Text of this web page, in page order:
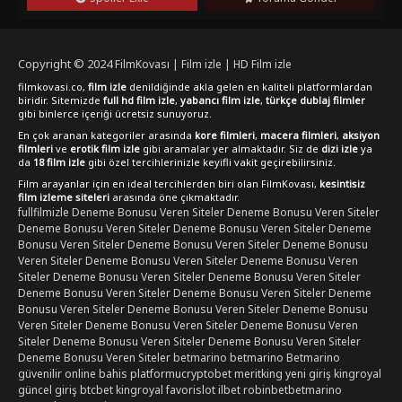
içeren +18 kategorisindeki bu yapımı Netflix'te de
Copyright © 2024FilmKovası | Film izle | HD Film izle
filmkovasi.co, film izle denildiğinde akla gelen en kaliteli platformlardan
biridir. Sitemizde full hd film izle, yabancı film izle, türkçe dublaj filmler
gibi binlerce içeriği ücretsiz sunuyoruz.
En çok aranan kategoriler arasında kore filmleri, macera filmleri, aksiyon
filmleri ve erotik film izle gibi aramalar yer almaktadır. Siz de dizi izle ya
da 18 film izle gibi özel tercihlerinizle keyifli vakit geçirebilirsiniz.
Film arayanlar için en ideal tercihlerden biri olan FilmKovası, kesintisiz
film izleme siteleri arasında öne çıkmaktadır.
fullfilmizle Deneme Bonusu Veren SitelerDeneme Bonusu Veren Siteler
Deneme Bonusu Veren SitelerDeneme Bonusu Veren SitelerDeneme
Bonusu Veren SitelerDeneme Bonusu Veren SitelerDeneme Bonusu
Veren SitelerDeneme Bonusu Veren SitelerDeneme Bonusu Veren
SitelerDeneme Bonusu Veren SitelerDeneme Bonusu Veren Siteler
Deneme Bonusu Veren SitelerDeneme Bonusu Veren SitelerDeneme
Bonusu Veren SitelerDeneme Bonusu Veren SitelerDeneme Bonusu
Veren SitelerDeneme Bonusu Veren SitelerDeneme Bonusu Veren
SitelerDeneme Bonusu Veren SitelerDeneme Bonusu Veren Siteler
Deneme Bonusu Veren Sitelerbetmarino betmarino Betmarino
güvenilir online bahis platformucryptobetmeritking yeni girişkingroyal
güncel girişbtcbetkingroyal favorislotilbetrobinbetbetmarino